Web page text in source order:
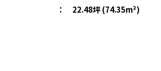
： 22.48坪 (74.35m²)